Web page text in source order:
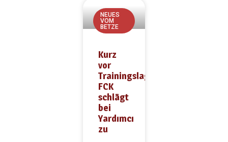
NEUES
VOM
BETZE
Kurz
vor
Trainingslager:
FCK
schlägt
bei
Yardımcı
zu